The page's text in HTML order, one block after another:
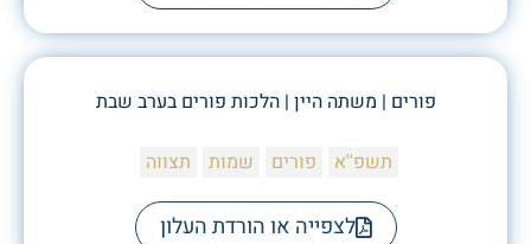
פורים | משתה היין | הלכות פורים בערב שבת
תשפ''א פורים שמות תצווה
לצפייה או הורדת העלון